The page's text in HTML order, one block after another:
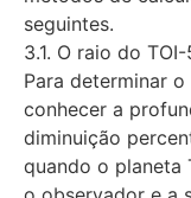
seguintes.
3.1. O raio do
Para determinar
conhecer a
diminuição
quando o planeta